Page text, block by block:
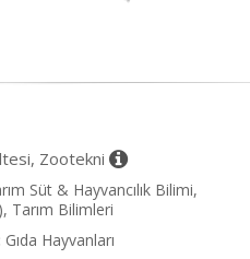
Zootekni
Süt & Hayvancılık Bilimi,
Tarım Bilimleri
Gıda Hayvanları